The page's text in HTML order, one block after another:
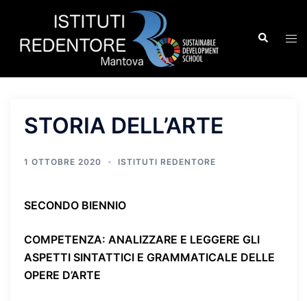
contenuto
Cerca
STORIA DELL’ARTE
1 OTTOBRE 2020 ISTITUTI REDENTORE
SECONDO BIENNIO
COMPETENZA: ANALIZZARE E LEGGERE GLI
ASPETTI SINTATTICI E GRAMMATICALE DELLE
OPERE D’ARTE